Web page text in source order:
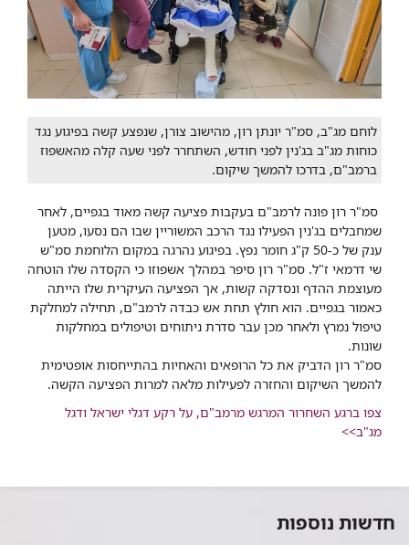
לוחם מג"ב, סמ"ר יונתן רון, מהישוב צורן, שנפצע קשה בפיגוע נגד
כוחות מג"ב בג'נין לפני חודש, השתחרר לפני שעה קלה מהאשפוז
ברמב"ם, בדרכו להמשך שיקום.
סמ"ר רון פונה לרמב"ם בעקבות פציעה קשה מאוד בגפיים, לאחר
שמחבלים בג'נין הפעילו נגד הרכב המשוריין שבו הם נסעו, מטען
ענק של כ-50 ק"ג חומר נפץ. בפיגוע נהרגה במקום הלוחמת סמ"ש
שי דרמאי ז"ל. סמ"ר רון סיפר במהלך אשפוזו כי הקסדה שלו הוטחה
מעוצמת ההדף ונסדקה קשות, אך הפציעה העיקרית שלו הייתה
כאמור בגפיים. הוא חולץ תחת אש כבדה לרמב"ם, תחילה למחלקת
טיפול נמרץ ולאחר מכן עבר סדרת ניתוחים וטיפולים במחלקות
שונות.
סמ"ר רון הדביק את כל הרופאים והאחיות בהתייחסות אופטימית
להמשך השיקום והחזרה לפעילות מלאה למרות הפציעה הקשה.
צפו ברגע השחרור המרגש מרמב"ם, על רקע דגלי ישראל ודגל
מג"ב>>
חדשות נוספות